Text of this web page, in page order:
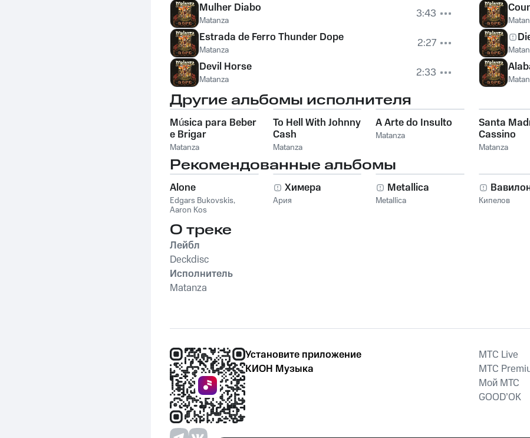
Mulher Diabo
Matanza
3:43
Estrada de Ferro Thunder Dope
Matanza
2:27
Devil Horse
Matanza 2:33
Другие альбомы исполнителя
Música para Beber
e Brigar
Matanza
To Hell With Johnny
Cash
Matanza
A Arte do Insulto
Matanza
Santa
Cassino
Matanza
Рекомендованные альбомы
Alone
Edgars Bukovskis,
Aaron Kos
Химера
Ария
Metallica
Metallica Кипелов
О треке
Лейбл
Deckdisc
Исполнитель
Matanza
Установите приложение
КИОН Музыка
MTС Live
MTС
Мой МТС
GOOD’OK